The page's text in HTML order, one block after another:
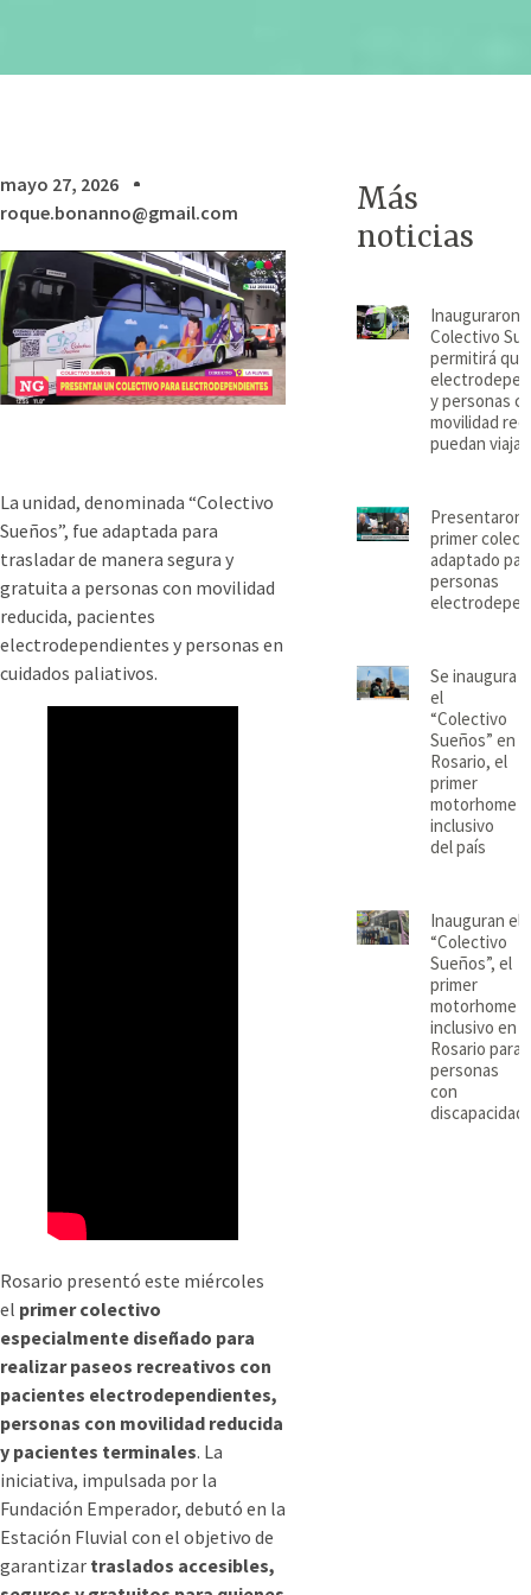
mayo 27, 2026
roque.bonanno@gmail.com
La unidad, denominada “Colectivo
Sueños”, fue adaptada para
trasladar de manera segura y
gratuita a personas con movilidad
reducida, pacientes
electrodependientes y personas en
cuidados paliativos.
Rosario presentó este miércoles
el primer colectivo
especialmente diseñado para
realizar paseos recreativos con
pacientes electrodependientes,
personas con movilidad reducida
y pacientes terminales. La
iniciativa, impulsada por la
Fundación Emperador, debutó en la
Estación Fluvial con el objetivo de
garantizar traslados accesibles,
Más
noticias
Inauguraron
Colectivo
permitirá que
y personas
movilidad
puedan viajar
Presentaron
primer
adaptado
personas
Se inaugura
el
“Colectivo
Sueños” en
Rosario, el
primer
motorhome
inclusivo
del país
Inauguran el
“Colectivo
Sueños”, el
primer
motorhome
inclusivo en
Rosario para
personas
con
discapacidad